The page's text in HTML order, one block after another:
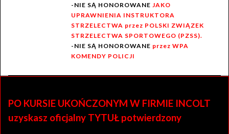
-NIE SĄ HONOROWANE JAKO
UPRAWNIENIA INSTRUKTORA
STRZELECTWA przez POLSKI ZWIĄZEK
STRZELECTWA SPORTOWEGO (PZSS).
-NIE SĄ HONOROWANE przez WPA
KOMENDY POLICJI
PO KURSIE UKOŃCZONYM W FIRMIE INCOLT
uzyskasz oficjalny TYTUŁ potwierdzony